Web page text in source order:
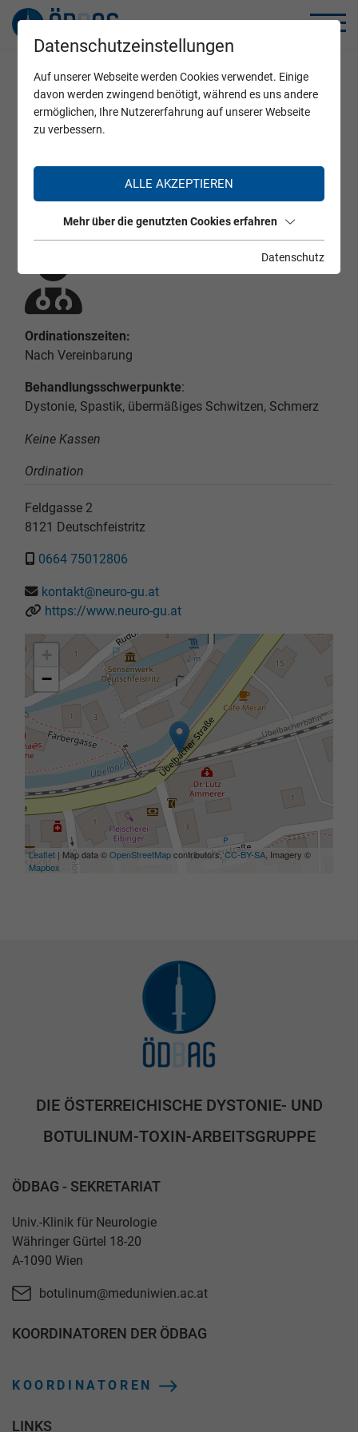
Home Zertifizierte Ärzte
Dr. Robert Sackmaier
Ordinationszeiten:
Nach Vereinbarung
Behandlungsschwerpunkte:
Dystonie, Spastik, übermäßiges Schwitzen, Schmerz
Keine Kassen
Ordination
Feldgasse 2
8121 Deutschfeistritz
0664 75012806
kontakt@neuro-gu.at
https://www.neuro-gu.at
−
Leaflet | Map data ©OpenStreetMapcontributors,CC-BY-SA , Imagery ©
Mapbox
DIE ÖSTERREICHISCHE DYSTONIE- UND
BOTULINUM-TOXIN-ARBEITSGRUPPE
ÖDBAG - SEKRETARIAT
Univ.-Klinik für Neurologie
Währinger Gürtel 18-20
A-1090 Wien
botulinum@meduniwien.ac.at
KOORDINATOREN DER ÖDBAG
KOORDINATOREN
LINKS
Datenschutzeinstellungen
Auf unserer Webseite werden Cookies verwendet. Einige
davon werden zwingend benötigt, während es uns andere
ermöglichen, Ihre Nutzererfahrung auf unserer Webseite
zu verbessern.
ALLE AKZEPTIEREN
Mehr über die genutzten Cookies erfahren
Datenschutz